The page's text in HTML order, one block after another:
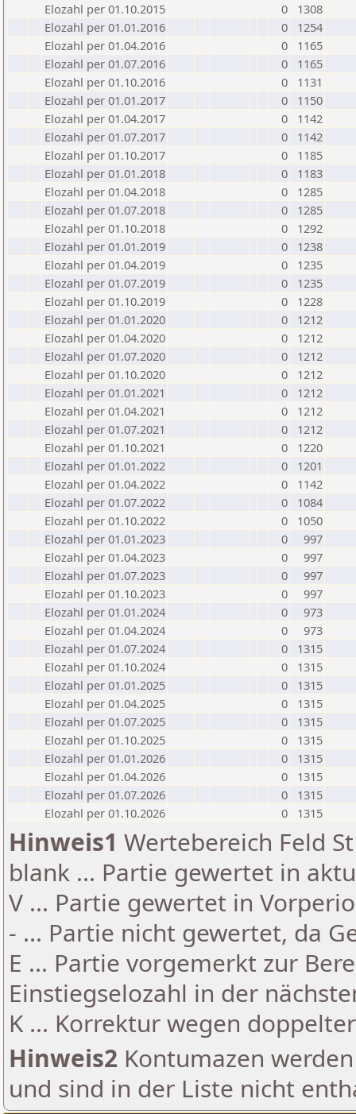
Elozahl per 01.10.2015
0
1308
Elozahl per 01.01.2016
0
1254
Elozahl per 01.04.2016
0
1165
Elozahl per 01.07.2016
0
1165
Elozahl per 01.10.2016
0
1131
Elozahl per 01.01.2017
0
1150
Elozahl per 01.04.2017
0
1142
Elozahl per 01.07.2017
0
1142
Elozahl per 01.10.2017
0
1185
Elozahl per 01.01.2018
0
1183
Elozahl per 01.04.2018
0
1285
Elozahl per 01.07.2018
0
1285
Elozahl per 01.10.2018
0
1292
Elozahl per 01.01.2019
0
1238
Elozahl per 01.04.2019
0
1235
Elozahl per 01.07.2019
0
1235
Elozahl per 01.10.2019
0
1228
Elozahl per 01.01.2020
0
1212
Elozahl per 01.04.2020
0
1212
Elozahl per 01.07.2020
0
1212
Elozahl per 01.10.2020
0
1212
Elozahl per 01.01.2021
0
1212
Elozahl per 01.04.2021
0
1212
Elozahl per 01.07.2021
0
1212
Elozahl per 01.10.2021
0
1220
Elozahl per 01.01.2022
0
1201
Elozahl per 01.04.2022
0
1142
Elozahl per 01.07.2022
0
1084
Elozahl per 01.10.2022
0
1050
Elozahl per 01.01.2023
0
997
Elozahl per 01.04.2023
0
997
Elozahl per 01.07.2023
0
997
Elozahl per 01.10.2023
0
997
Elozahl per 01.01.2024
0
973
Elozahl per 01.04.2024
0
973
Elozahl per 01.07.2024
0
1315
Elozahl per 01.10.2024
0
1315
Elozahl per 01.01.2025
0
1315
Elozahl per 01.04.2025
0
1315
Elozahl per 01.07.2025
0
1315
Elozahl per 01.10.2025
0
1315
Elozahl per 01.01.2026
0
1315
Elozahl per 01.04.2026
0
1315
Elozahl per 01.07.2026
0
1315
Elozahl per 01.10.2026
0 1315
Hinweis1 Wertebereich Feld
blank ... Partie gewertet in
V ... Partie gewertet in
- ... Partie nicht gewertet, da
E ... Partie vorgemerkt zur
Einstiegselozahl in der
K ... Korrektur wegen
Hinweis2 Kontumazen
und sind in der Liste nicht